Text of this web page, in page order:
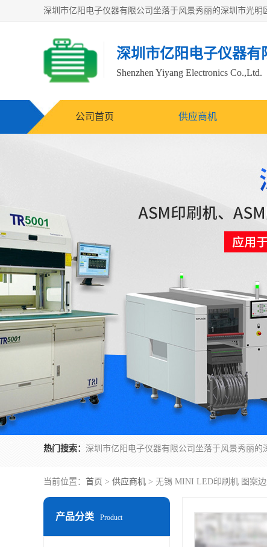
深圳市亿阳电子仪器有
Shenzhen Yiyang Electronics Co.,Ltd.
公司首页 供应商机
热门搜索：
当前位置： 首页 > 供应商机 > 无锡 MINI LED印刷机 图案
产品分类 Product